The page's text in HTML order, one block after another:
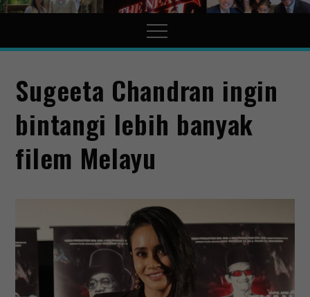
Sugeeta Chandran ingin
bintangi lebih banyak
filem Melayu